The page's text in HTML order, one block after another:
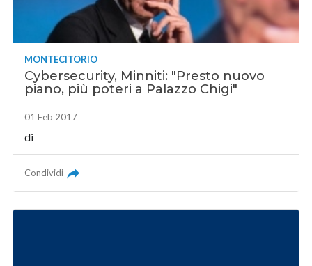
MONTECITORIO
Cybersecurity, Minniti: "Presto nuovo
piano, più poteri a Palazzo Chigi"
01 Feb 2017
di
Condividi